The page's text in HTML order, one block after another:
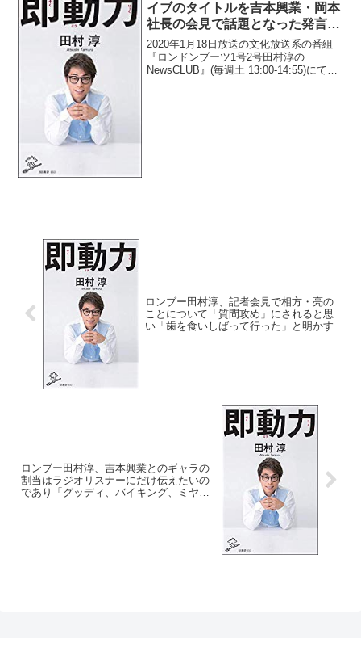
イブのタイトルを吉本興業・岡本
社長の会見で話題となった発言か
ら「ファミリー」にしたと明かす
2020年1月18日放送の文化放送系の番組
『ロンドンブーツ1号2号田村淳の
NewsCLUB』(毎週土 13:00-14:55)にて、
ロンブー田村淳、記者会見で相方・亮の
ことについて「質問攻め」にされると思
い「歯を食いしばって行った」と明かす
ロンブー田村淳、吉本興業とのギャラの
割当はラジオリスナーにだけ伝えたいの
であり「グッディ、バイキング、ミヤネ